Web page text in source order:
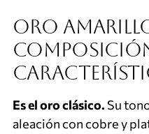
Oro
Es el oro clásico. Su
aleación con cobre y